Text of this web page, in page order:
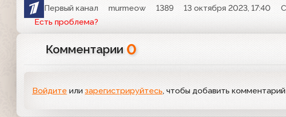
Первый канал murmeow 1389 13 октября 2023, 17:40
Есть проблема?
Комментарии 0
Войдите или зарегистрируйтесь, чтобы добавить комментарий